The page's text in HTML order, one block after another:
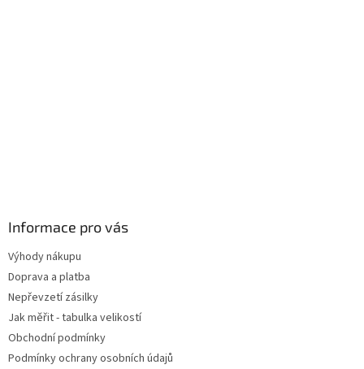
Informace pro vás
Výhody nákupu
Doprava a platba
Nepřevzetí zásilky
Jak měřit - tabulka velikostí
Obchodní podmínky
Podmínky ochrany osobních údajů